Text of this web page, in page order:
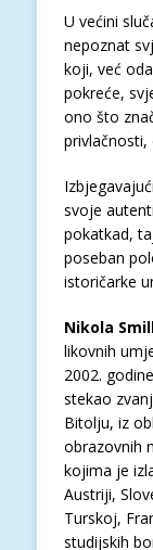
U većini
nepoznat
koji, već
pokreće,
ono što
svoje
pokatkad,
poseban
istoričarke
Nikola
likovnih
2002.
stekao
Bitolju, iz
obrazovnih
kojima je
Austriji,
Turskoj,
studijskih